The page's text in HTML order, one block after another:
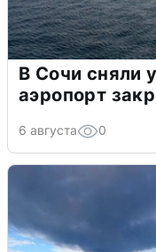
В Сочи сняли
аэропорт
6 августа 0